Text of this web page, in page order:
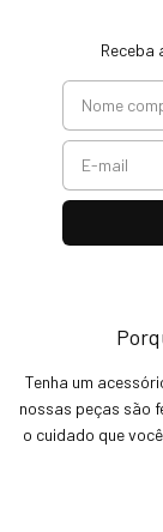
Receba
Tenha um
nossas peças são
o cuidado que